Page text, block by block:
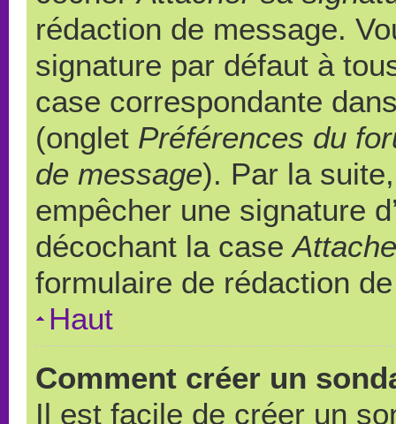
rédaction de message.
signature par défaut à
case correspondante
(onglet Préférences du
de message). Par la
empêcher une signature
décochant la case
formulaire de rédaction
Haut
Comment créer un
Il est facile de créer un